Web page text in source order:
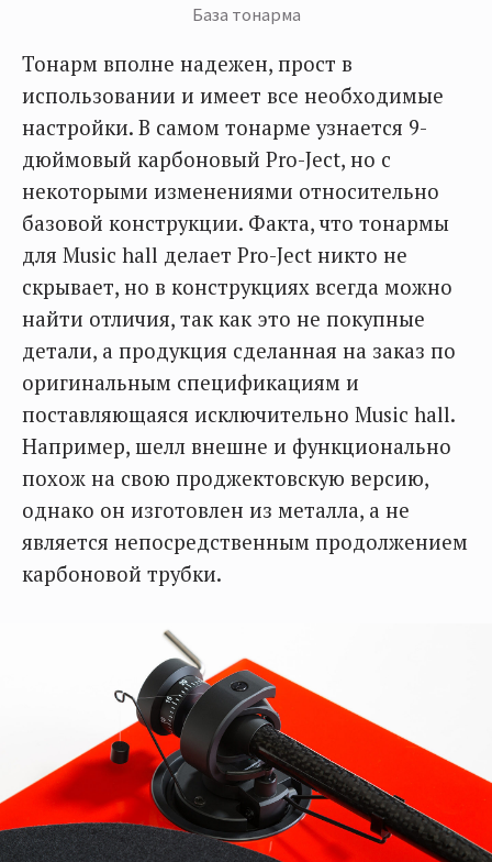
База тонарма
Тонарм вполне надежен, прост в
использовании и имеет все необходимые
настройки. В самом тонарме узнается 9-
дюймовый карбоновый Pro-Ject, но с
некоторыми изменениями относительно
базовой конструкции. Факта, что тонармы
для Music hall делает Pro-Ject никто не
скрывает, но в конструкциях всегда можно
найти отличия, так как это не покупные
детали, а продукция сделанная на заказ по
оригинальным спецификациям и
поставляющаяся исключительно Music hall.
Например, шелл внешне и функционально
похож на свою проджектовскую версию,
однако он изготовлен из металла, а не
является непосредственным продолжением
карбоновой трубки.